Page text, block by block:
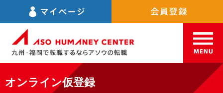
オンライン仮登録